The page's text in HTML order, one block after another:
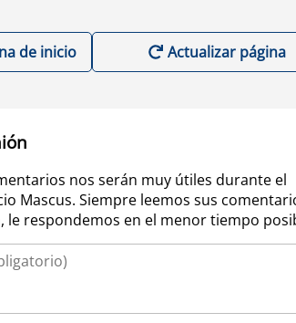
de inicio Actualizar página
nos serán muy útiles durante el
Mascus. Siempre leemos sus
le respondemos en el menor tiempo